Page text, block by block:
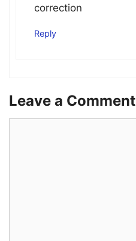
correction
Reply
Leave a Comment